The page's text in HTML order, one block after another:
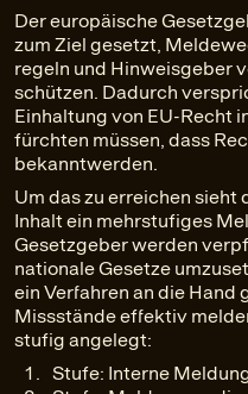
Der europäische
zum Ziel gesetzt,
regeln und Hinweisgeber
schützen. Dadurch
Einhaltung von EU-Recht
fürchten müssen, dass
bekanntwerden.
Um das zu erreichen sieht
Inhalt ein mehrstufiges
Gesetzgeber werden
nationale Gesetze
ein Verfahren an die Hand
Missstände effektiv
stufig angelegt:
Stufe: Interne